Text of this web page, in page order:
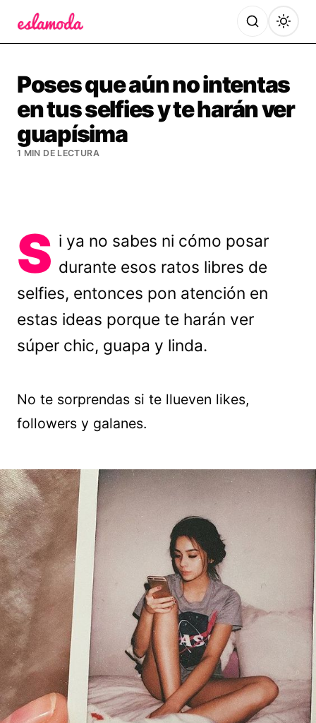
Poses que aún no intentas
en tus selfies y te harán ver
guapísima
1 MIN DE LECTURA
S i ya no sabes ni cómo posar
durante esos ratos libres de
selfies, entonces pon atención en
estas ideas porque te harán ver
súper chic, guapa y linda.
No te sorprendas si te llueven likes,
followers y galanes.